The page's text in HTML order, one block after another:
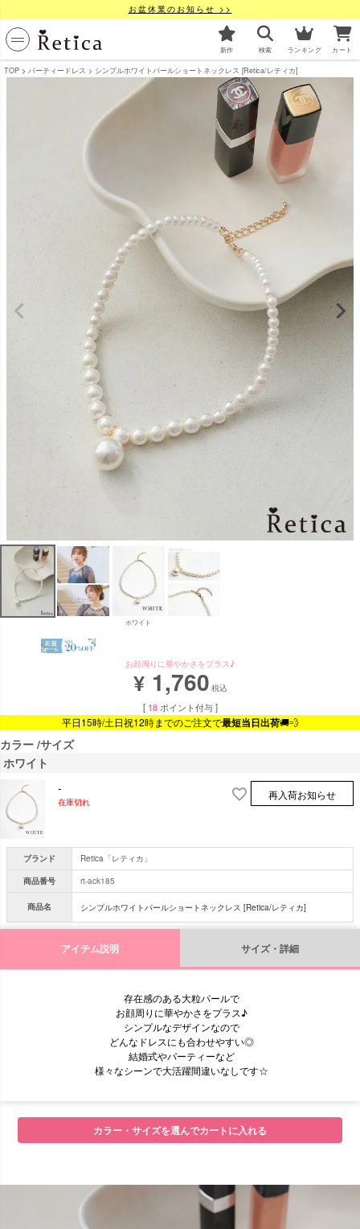
お盆休業のお知らせ >>
新作 検索 ランキング カート
TOP パーティードレス シンプルホワイトパールショートネックレス [Retica/レティカ]
ホワイト
お顔周りに華やかさをプラス♪
¥ 1,760 税込
[ 18 ポイント付与 ]
平日15時/土日祝12時までのご注文で最短当日出荷🚚💨
カラー サイズ
ホワイト
-
在庫切れ
再入荷お知らせ
ブランド
Retica「レティカ」
商品番号
rt-ack185
商品名 シンプルホワイトパールショートネックレス [Retica/レティカ]
アイテム説明 サイズ・詳細
存在感のある大粒パールで
お顔周りに華やかさをプラス♪
シンプルなデザインなので
どんなドレスにも合わせやすい◎
結婚式やパーティーなど
様々なシーンで大活躍間違いなしです☆
■サイズ
カラー・サイズを選んでカートに入れる